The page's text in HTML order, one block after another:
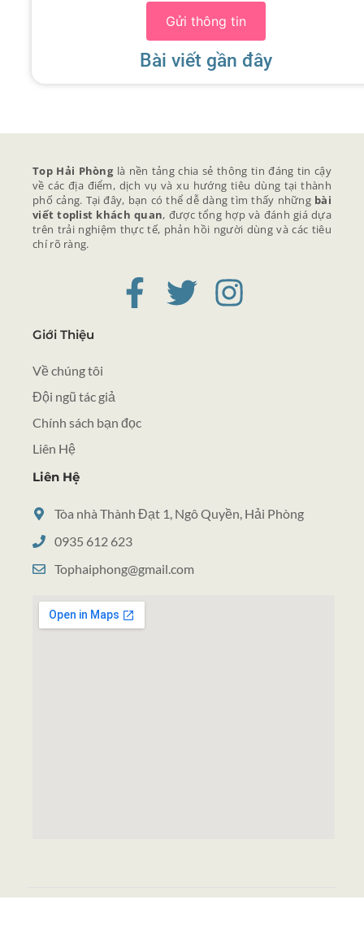
Gửi thông tin
Bài viết gần đây
Top Hải Phònglà nền tảng chia sẻ thông tin đáng tin cậy
về các địa điểm, dịch vụ và xu hướng tiêu dùng tại thành
phố cảng. Tại đây, bạn có thể dễ dàng tìm thấy những bài
viết toplist khách quan, được tổng hợp và đánh giá dựa
trên trải nghiệm thực tế, phản hồi người dùng và các tiêu
chí rõ ràng.
Giới Thiệu
Về chúng tôi
Đội ngũ tác giả
Chính sách bạn đọc
Liên Hệ
Liên Hệ
Tòa nhà Thành Đạt 1, Ngô Quyền, Hải Phòng
0935 612 623
Tophaiphong@gmail.com